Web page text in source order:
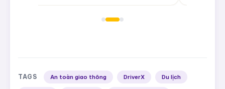
TAGS An toàn giao thông DriverX Du lịch